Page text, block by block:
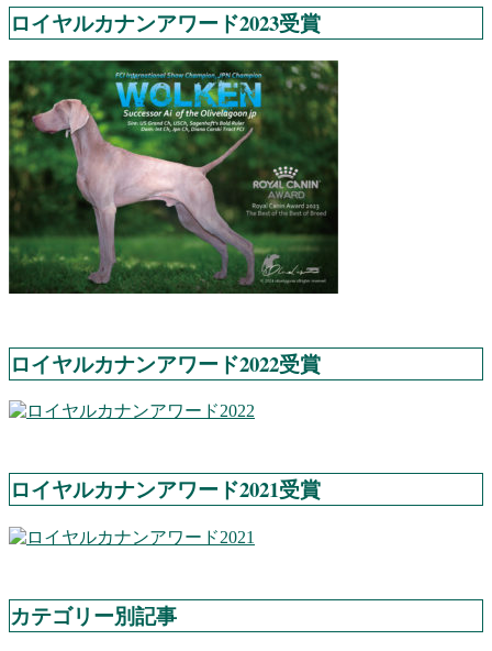
ロイヤルカナンアワード2023受賞
ロイヤルカナンアワード2022受賞
ロイヤルカナンアワード2021受賞
カテゴリー別記事